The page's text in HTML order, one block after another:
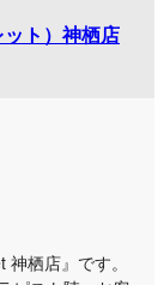
です。 初めて
分のお試しプ
解きほぐす130
をご用意いたし
のひと時を心
お待ちしてお
ト）神栖店
栖店』です。